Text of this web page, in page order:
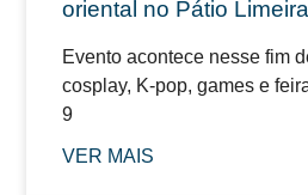
oriental no Pátio
Evento acontece nesse fim
cosplay, K-pop, games e
9
VER MAIS